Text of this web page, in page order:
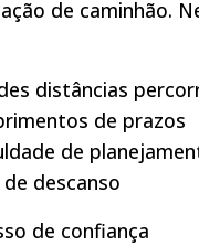
de caminhão.
distâncias
de prazos
de
descanso
de confiança